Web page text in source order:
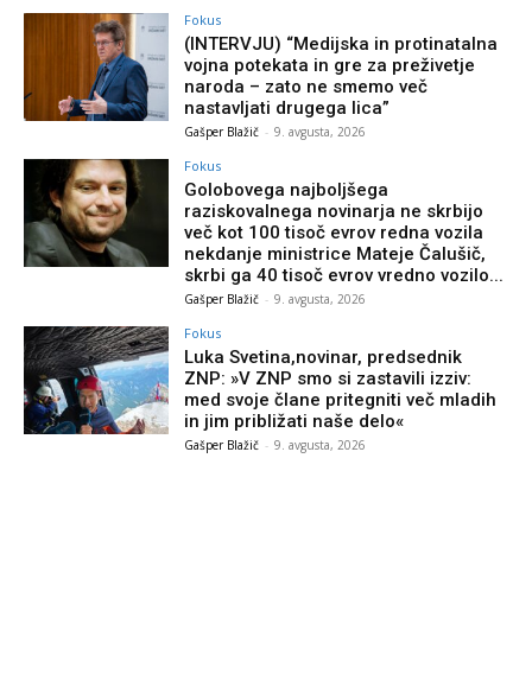
Fokus
(INTERVJU) “Medijska in protinatalna
vojna potekata in gre za preživetje
naroda – zato ne smemo več
nastavljati drugega lica”
Gašper Blažič - 9. avgusta, 2026
Fokus
Golobovega najboljšega
raziskovalnega novinarja ne skrbijo
več kot 100 tisoč evrov redna vozila
nekdanje ministrice Mateje Čalušič,
skrbi ga 40 tisoč evrov vredno vozilo...
Gašper Blažič - 9. avgusta, 2026
Fokus
Luka Svetina,novinar, predsednik
ZNP: »V ZNP smo si zastavili izziv:
med svoje člane pritegniti več mladih
in jim približati naše delo«
Gašper Blažič - 9. avgusta, 2026